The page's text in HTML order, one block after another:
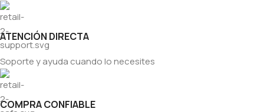
ATENCIÓN DIRECTA
Soporte y ayuda cuando lo necesites
COMPRA CONFIABLE